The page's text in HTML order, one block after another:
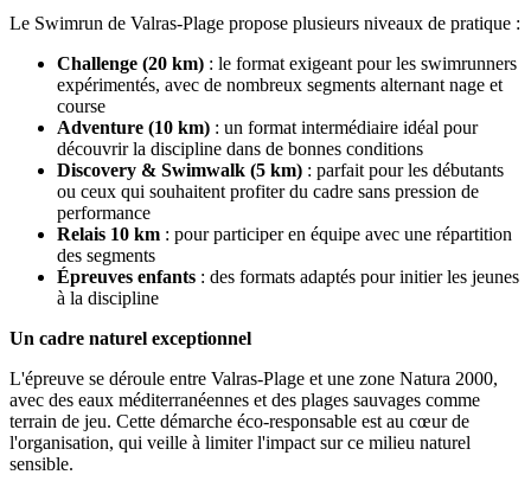
Le Swimrun de Valras-Plage propose plusieurs niveaux de pratique :
Challenge (20 km) : le format exigeant pour les swimrunners
expérimentés, avec de nombreux segments alternant nage et
course
Adventure (10 km) : un format intermédiaire idéal pour
découvrir la discipline dans de bonnes conditions
Discovery & Swimwalk (5 km) : parfait pour les débutants
ou ceux qui souhaitent profiter du cadre sans pression de
performance
Relais 10 km : pour participer en équipe avec une répartition
des segments
Épreuves enfants : des formats adaptés pour initier les jeunes
à la discipline
Un cadre naturel exceptionnel
L'épreuve se déroule entre Valras-Plage et une zone Natura 2000,
avec des eaux méditerranéennes et des plages sauvages comme
terrain de jeu. Cette démarche éco-responsable est au cœur de
l'organisation, qui veille à limiter l'impact sur ce milieu naturel
sensible.